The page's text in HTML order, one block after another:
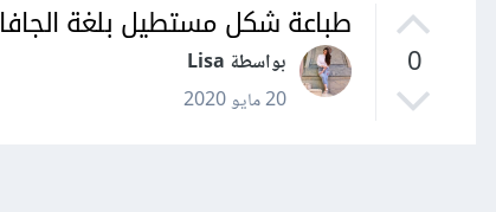
0
طباعة شكل مستطيل بلغة الجافا
بواسطة Lisa
20 مايو 2020